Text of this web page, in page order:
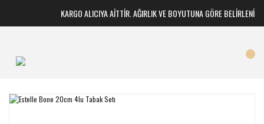
KARGO ALICIYA AİTTİR. AĞIRLIK VE BOYUTUNA GÖRE BELİRLENİR